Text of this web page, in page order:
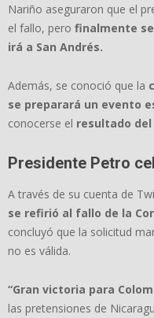
Nariño aseguraron que el
el fallo, pero finalmente
irá a San Andrés.
Además, se conoció que la
se preparará un evento
conocerse el resultado
Presidente Petro
A través de su cuenta de
se refirió al fallo de la
concluyó que la solicitud
no es válida.
“Gran victoria para
las pretensiones de